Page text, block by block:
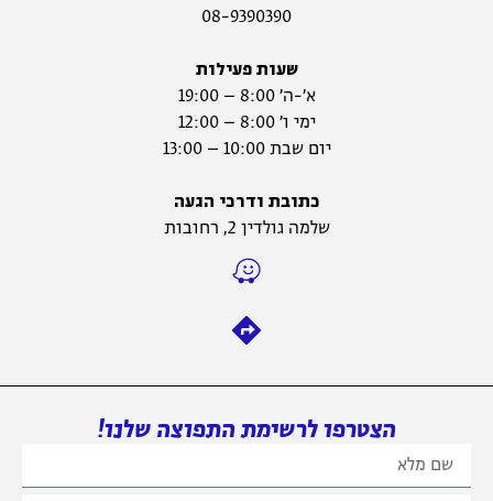
08-9390390
שעות פעילות
א׳-ה׳ 8:00 – 19:00
ימי ו׳ 8:00 – 12:00
יום שבת 10:00 – 13:00
כתובת ודרכי הגעה
שלמה גולדין 2, רחובות
הצטרפו לרשימת התפוצה שלנו!